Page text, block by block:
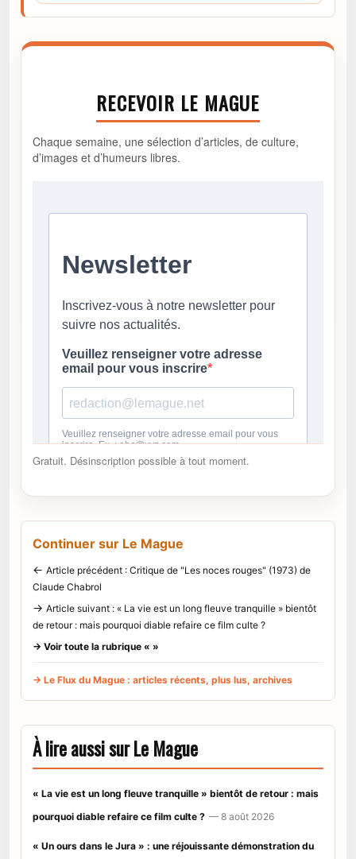
RECEVOIR LE MAGUE
Chaque semaine, une sélection d’articles, de culture,
d’images et d’humeurs libres.
Gratuit. Désinscription possible à tout moment.
Continuer sur Le Mague
← Article précédent : Critique de "Les noces rouges" (1973) de
Claude Chabrol
→ Article suivant : « La vie est un long fleuve tranquille » bientôt
de retour : mais pourquoi diable refaire ce film culte ?
→ Voir toute la rubrique « »
→ Le Flux du Mague : articles récents, plus lus, archives
À lire aussi sur Le Mague
« La vie est un long fleuve tranquille » bientôt de retour : mais
pourquoi diable refaire ce film culte ? — 8 août 2026
« Un ours dans le Jura » : une réjouissante démonstration du